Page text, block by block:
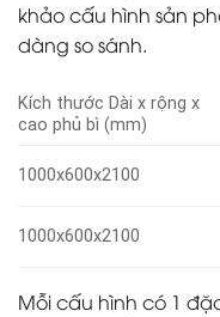
khảo cấu hình sản
dàng so sánh.
Kích thước Dài x rộng x
cao phủ bì (mm)
1000x600x2100
1000x600x2100
Mỗi cấu hình có 1